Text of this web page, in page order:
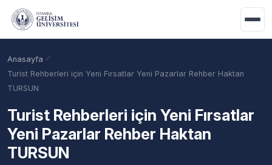
Ana içeriğe geç
Anasayfa
Turist Rehberleri için Yeni Fırsatlar Yeni Pazarlar Rehber Haktan
TURSUN
Turist Rehberleri için Yeni Fırsatlar
Yeni Pazarlar Rehber Haktan
TURSUN